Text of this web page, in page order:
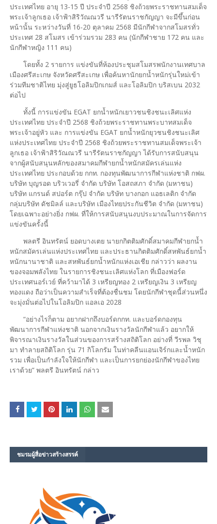
ประเทศไทย อายุ 13-15 ปี ประจำปี 2568 ชิงถ้วยพระราชทานสมเด็จ
พระเจ้าลูกเธอ เจ้าฟ้าสิริวัณณวรี นารีรัตนราชกัญญา จะมีขึ้นก่อน
หน้านั้น ระหว่างวันที่ 16-20 ตุลาคม 2568 มีนักกีฬาจากสโมสรทั่ว
ประเทศ 28 สโมสร เข้าร่วมรวม 283 คน (นักกีฬาชาย 172 คน และ
นักกีฬาหญิง 111 คน)
โดยทั้ง 2 รายการ แข่งขันที่ห้องประชุมสโมสรพนักงานเทศบาล
เมืองศรีสะเกษ จังหวัดศรีสะเกษ เพื่อค้นหานักยกน้ำหนักรุ่นใหม่เข้า
ร่วมทีมชาติไทย มุ่งสู่ยูธโอลิมปิกเกมส์ และโอลิมปิก บริสเบน 2032
ต่อไป
ทั้งนี้ การแข่งขัน EGAT ยกน้ำหนักเยาวชนชิงชนะเลิศแห่ง
ประเทศไทย ประจำปี 2568 ชิงถ้วยพระราชทานพระบาทสมเด็จ
พระเจ้าอยู่หัว และ การแข่งขัน EGAT ยกน้ำหนักยุวชนชิงชนะเลิศ
แห่งประเทศไทย ประจำปี 2568 ชิงถ้วยพระราชทานสมเด็จพระเจ้า
ลูกเธอ เจ้าฟ้าสิริวัณณวรี นารีรัตนราชกัญญา ได้รับการสนับสนุน
จากผู้สนับสนุนหลักของสมาคมกีฬายกน้ำหนักสมัครเล่นแห่ง
ประเทศไทย ประกอบด้วย กกท. กองทุนพัฒนาการกีฬาแห่งชาติ กฟผ.
บริษัท บุญรอด บริวเวอรี่ จํากัด บริษัท โอสถสภา จํากัด (มหาชน)
บริษัท แกรนด์ สปอร์ต กรุ๊ป จํากัด บริษัท บางกอก แอธเลติก จํากัด
กลุ่มบริษัท ดัชมิลล์ และบริษัท เมืองไทยประกันชีวิต จํากัด (มหาชน)
โดยเฉพาะอย่างยิ่ง กฟผ. ที่ให้การสนับสนุนงบประมาณในการจัดการ
แข่งขันครั้งนี้
พลตรี อินทรัตน์ ยอดบางเตย นายกกิตติมศักดิ์สมาคมกีฬายกน้ำ
หนักสมัครเล่นแห่งประเทศไทย และประธานกิตติมศักดิ์สหพันธ์ยกน้ำ
หนักนานาชาติ และสหพันธ์ยกน้ำหนักแห่งเอเชีย กล่าวว่า ผลงาน
ของจอมพลังไทย ในรายการชิงชนะเลิศแห่งโลก ที่เมืองฟอร์ด
ประเทศนอร์เวย์ ที่คว้ามาได้ 3 เหรียญทอง 2 เหรียญเงิน 3 เหรียญ
ทองแดง ถือว่าเป็นความสำเร็จที่ต้องชื่นชม โดยนักกีฬาชุดนี้ส่วนหนึ่ง
จะมุ่งมั่นต่อไปในโอลิมปิก แอลเอ 2028
“อย่างไรก็ตาม อยากฝากถึงบอร์ดกกท. และบอร์ดกองทุน
พัฒนาการกีฬาแห่งชาติ นอกจากเงินรางวัลนักกีฬาแล้ว อยากให้
พิจารณาเงินรางวัลในส่วนของการสร้างสถิติโลก อย่างที่ วีรพล วิชุ
มา ทำลายสถิติโลก รุ่น 71 กิโลกรัม ในท่าคลีนแอนเจิร์กและน้ำหนัก
รวม เพื่อเป็นกำลังใจให้นักกีฬา และเป็นการยกย่องนักกีฬาของไทย
เราด้วย” พลตรี อินทรัตน์ กล่าว
ชมรม​ผู้สื่อข่าวสร้างสรรค์​